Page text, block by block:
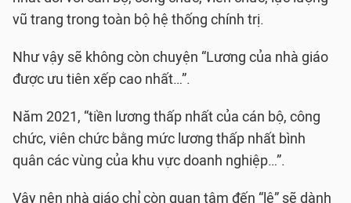
vũ trang trong toàn bộ hệ thống chính trị.
Như vậy sẽ không còn chuyện “Lương của nhà giáo
được ưu tiên xếp cao nhất…”.
Năm 2021, “tiền lương thấp nhất của cán bộ, công
chức, viên chức bằng mức lương thấp nhất bình
quân các vùng của khu vực doanh nghiệp…”.
Vậy nên nhà giáo chỉ còn quan tâm đến “lệ” sẽ dành